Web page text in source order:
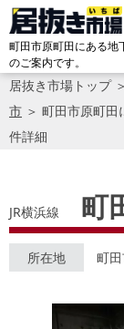
町田市原町田にある地
のご案内です。
居抜き市場トップ＞
市 ＞ 町田市原町田
件詳細
JR横浜線 町
所在地 町